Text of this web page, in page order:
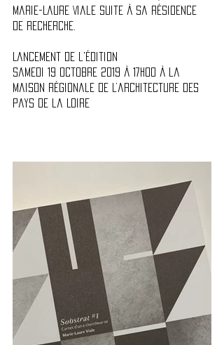
Marie-Laure Viale suite à sa résidence
de recherche.
Lancement de l'édition
Samedi 19 octobre 2019 à 17h00 à la
Maison régionale de l’architecture des
Pays de la Loire